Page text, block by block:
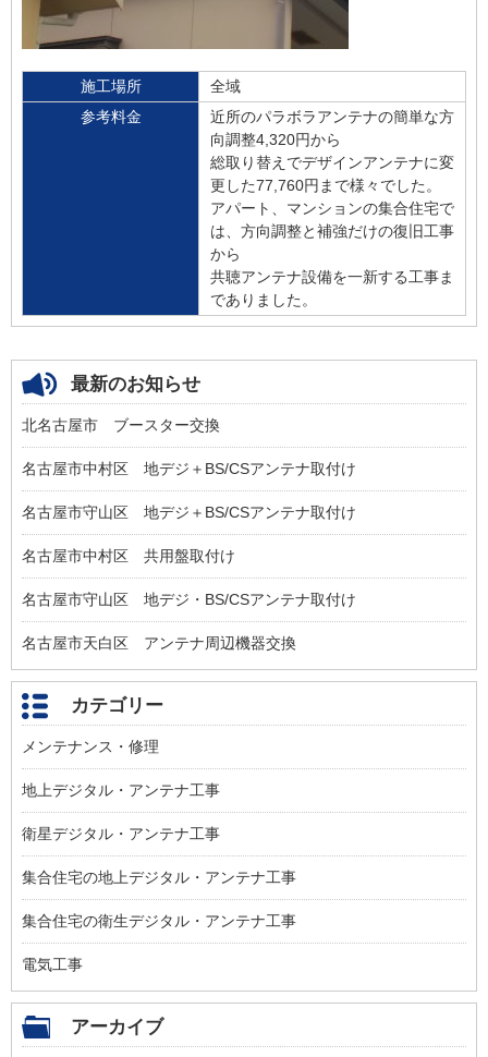
施工場所
全域
参考料金
近所のパラボラアンテナの簡単な方
向調整4,320円から
総取り替えでデザインアンテナに変
更した77,760円まで様々でした。
アパート、マンションの集合住宅で
は、方向調整と補強だけの復旧工事
から
共聴アンテナ設備を一新する工事ま
でありました。
最新のお知らせ
北名古屋市 ブースター交換
名古屋市中村区 地デジ＋BS/CSアンテナ取付け
名古屋市守山区 地デジ＋BS/CSアンテナ取付け
名古屋市中村区 共用盤取付け
名古屋市守山区 地デジ・BS/CSアンテナ取付け
名古屋市天白区 アンテナ周辺機器交換
カテゴリー
メンテナンス・修理
地上デジタル・アンテナ工事
衛星デジタル・アンテナ工事
集合住宅の地上デジタル・アンテナ工事
集合住宅の衛生デジタル・アンテナ工事
電気工事
アーカイブ